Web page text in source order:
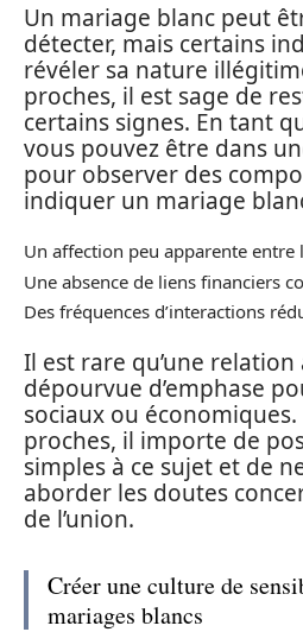
Un mariage blanc peut
détecter, mais certains
révéler sa nature
proches, il est sage de
certains signes. En tant
vous pouvez être dans
pour observer des
indiquer un mariage
Un affection peu apparente entre
Une absence de liens financiers
Des fréquences d’interactions
Il est rare qu’une
dépourvue d’emphase
sociaux ou
proches, il importe de
simples à ce sujet et de
aborder les doutes
de l’union.
Créer une culture de
mariages blancs